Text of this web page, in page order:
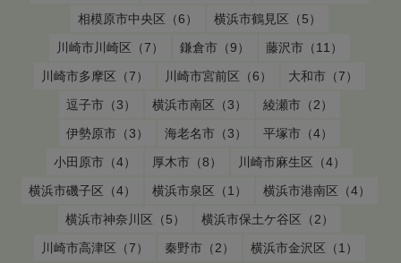
相模原市中央区（6）
横浜市鶴見区（5）
川崎市川崎区（7）
鎌倉市（9）
藤沢市（11）
川崎市多摩区（7）
川崎市宮前区（6）
大和市（7）
逗子市（3）
横浜市南区（3）
綾瀬市（2）
伊勢原市（3）
海老名市（3）
平塚市（4）
小田原市（4）
厚木市（8）
川崎市麻生区（4）
横浜市磯子区（4）
横浜市泉区（1）
横浜市港南区（4）
横浜市神奈川区（5）
横浜市保土ケ谷区（2）
川崎市高津区（7）
秦野市（2）
横浜市金沢区（1）